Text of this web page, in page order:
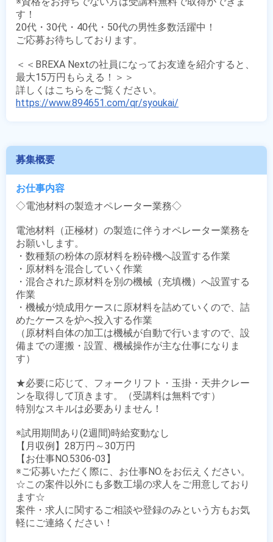
す！
20代・30代・40代・50代の男性多数活躍中！
ご応募お待ちしております。
＜＜BREXA Nextの社員になってお友達を紹介すると、
最大15万円もらえる！＞＞
https://www.894651.com/qr/syoukai/
募集概要
お仕事内容
◇電池材料の製造オペレーター業務◇
電池材料（正極材）の製造に伴うオペレーター業務を
お願いします。
・数種類の粉体の原材料を粉砕機へ設置する作業
・原材料を混合していく作業
・混合された原材料を別の機械（充填機）へ設置する
作業
・機械が焼成用ケースに原材料を詰めていくので、詰
めたケースを炉へ投入する作業
（原材料自体の加工は機械が自動で行いますので、設
備までの運搬・設置、機械操作が主な仕事になりま
す）
★必要に応じて、フォークリフト・玉掛・天井クレー
ンを取得して頂きます。（受講料は無料です）
特別なスキルは必要ありません！
※試用期間あり(2週間)時給変動なし
【月収例】28万円～30万円
【お仕事NO.5306-03】
※ご応募いただく際に、お仕事NO.をお伝えください。
☆この案件以外にも多数工場の求人をご用意しており
ます☆
案件・求人に関するご相談や登録のみという方もお気
軽にご連絡ください！